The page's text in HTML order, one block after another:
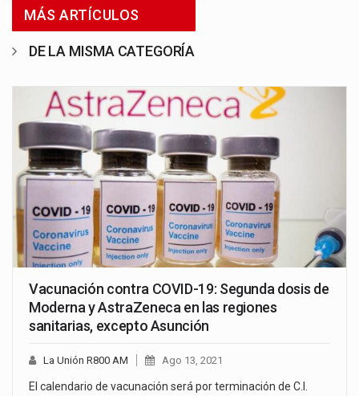
MÁS ARTÍCULOS
DE LA MISMA CATEGORÍA
Vacunación contra COVID-19: Segunda dosis de
Moderna y AstraZeneca en las regiones
sanitarias, excepto Asunción
La Unión R800 AM Ago 13, 2021
El calendario de vacunación será por terminación de C.I.